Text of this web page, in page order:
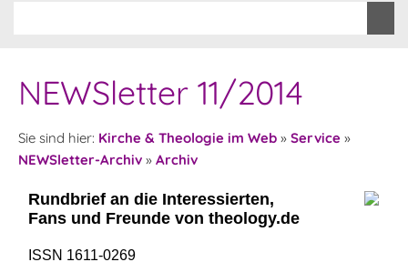
NEWSletter 11/2014
Sie sind hier: Kirche & Theologie im Web » Service »
NEWSletter-Archiv » Archiv
Rundbrief an die Interessierten,
Fans und Freunde von theology.de
ISSN 1611-0269